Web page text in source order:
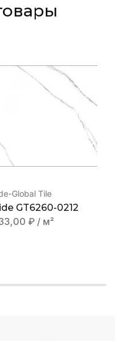
Global Tile
GT6260-0212
₽ / м²